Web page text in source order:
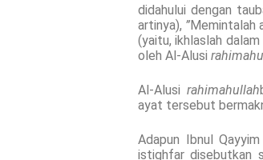
didahului dengan
artinya), ”Memintalah
(yaitu, ikhlaslah
oleh Al-Alusi
Al-Alusi rahimahullah
ayat tersebut
Adapun Ibnul Qayyim
istighfar disebutkan